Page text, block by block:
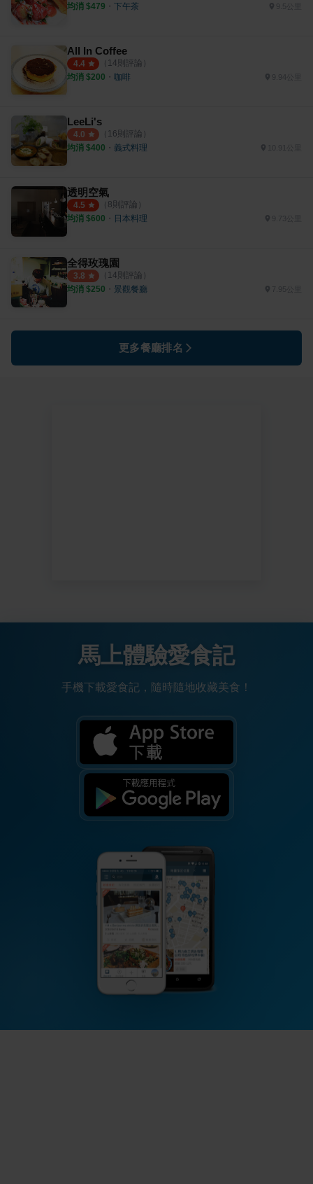
均消 $479 ・ 下午茶 9.5公里
All In Coffee
4.4 （ 14則評論）
均消 $200 ・ 咖啡 9.94公里
LeeLi's
4.0 （ 16則評論）
均消 $400 ・ 義式料理
透明空氣
4.5 （ 8則評論）
均消 $600 ・ 日本料理
全得玫瑰園
3.8 （ 14則評論）
均消 $250 ・ 景觀餐廳 7.95公里
更多餐廳排名
馬上體驗愛食記
手機下載愛食記，隨時隨地收藏美食！